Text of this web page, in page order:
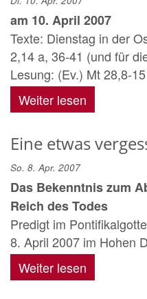
am 10. April 2007
Texte: Dienstag in der
2,14 a, 36-41 (und für
Lesung: (Ev.) Mt 28,8-15
Weiter lesen
Eine etwas
So. 8. Apr. 2007
Das Bekenntnis zum
Reich des Todes
Predigt im
8. April 2007 im Hohen
Weiter lesen